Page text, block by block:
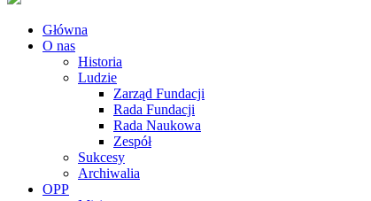
Główna
O nas
Historia
Ludzie
Zarząd Fundacji
Rada Fundacji
Rada Naukowa
Zespół
Sukcesy
Archiwalia
OPP